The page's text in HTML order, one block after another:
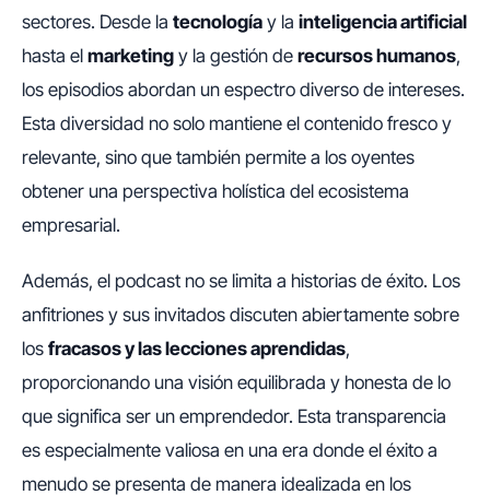
sectores. Desde la tecnología y la inteligencia artificial
hasta el marketing y la gestión de recursos humanos,
los episodios abordan un espectro diverso de intereses.
Esta diversidad no solo mantiene el contenido fresco y
relevante, sino que también permite a los oyentes
obtener una perspectiva holística del ecosistema
empresarial.
Además, el podcast no se limita a historias de éxito. Los
anfitriones y sus invitados discuten abiertamente sobre
los fracasos y las lecciones aprendidas,
proporcionando una visión equilibrada y honesta de lo
que significa ser un emprendedor. Esta transparencia
es especialmente valiosa en una era donde el éxito a
menudo se presenta de manera idealizada en los